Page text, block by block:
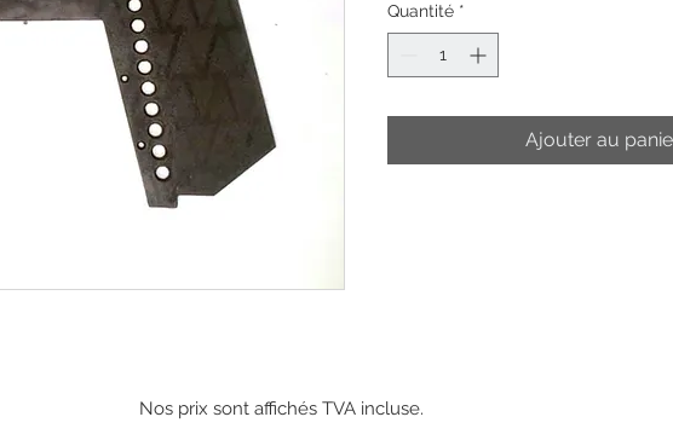
Quantité *
Ajouter au
Nos prix sont affichés TVA incluse.